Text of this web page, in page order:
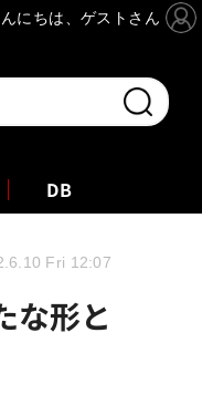
DB
な形と
Fri 12:07
にちは、ゲストさん